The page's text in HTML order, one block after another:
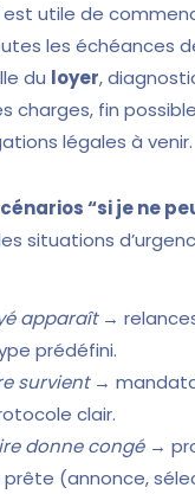
est utile de
les échéances
du loyer,
charges, fin
légales à venir.
“si je ne
situations
apparaît→
prédéfini.
survient→
clair.
donne congé→
(annonce,